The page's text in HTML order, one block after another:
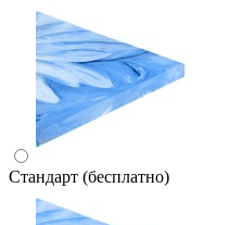
Стандарт (бесплатно)